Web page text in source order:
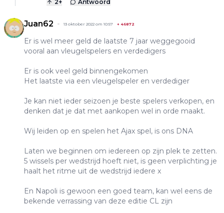
2+ Antwoord
Juan62 13 oktober 2022 om 10:57 + 46872
Er is wel meer geld de laatste 7 jaar weggegooid
vooral aan vleugelspelers en verdedigers
Er is ook veel geld binnengekomen
Het laatste via een vleugelspeler en verdediger
Je kan niet ieder seizoen je beste spelers verkopen, en
denken dat je dat met aankopen wel in orde maakt.
Wij leiden op en spelen het Ajax spel, is ons DNA
Laten we beginnen om iedereen op zijn plek te zetten.
5 wissels per wedstrijd hoeft niet, is geen verplichting je
haalt het ritme uit de wedstrijd iedere x
En Napoli is gewoon een goed team, kan wel eens de
bekende verrassing van deze editie CL zijn